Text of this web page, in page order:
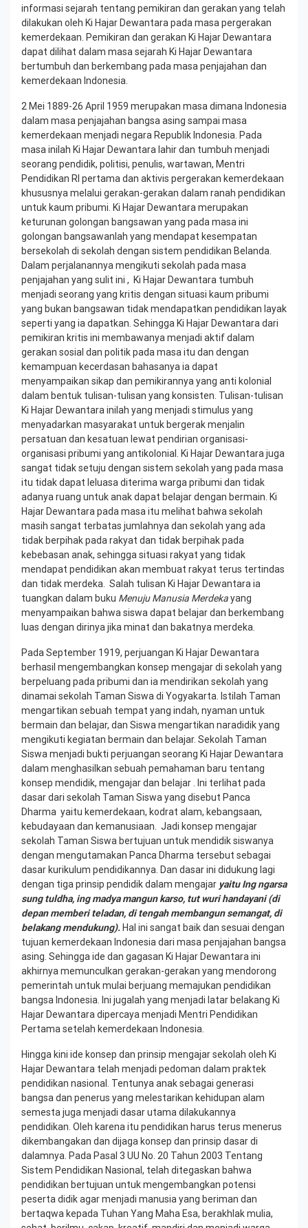
informasi sejarah tentang pemikiran dan gerakan yang telah
dilakukan oleh Ki Hajar Dewantara pada masa pergerakan
kemerdekaan. Pemikiran dan gerakan Ki Hajar Dewantara
dapat dilihat dalam masa sejarah Ki Hajar Dewantara
bertumbuh dan berkembang pada masa penjajahan dan
kemerdekaan Indonesia.
2 Mei 1889-26 April 1959 merupakan masa dimana Indonesia
dalam masa penjajahan bangsa asing sampai masa
kemerdekaan menjadi negara Republik Indonesia. Pada
masa inilah Ki Hajar Dewantara lahir dan tumbuh menjadi
seorang pendidik, politisi, penulis, wartawan, Mentri
Pendidikan RI pertama dan aktivis pergerakan kemerdekaan
khususnya melalui gerakan-gerakan dalam ranah pendidikan
untuk kaum pribumi. Ki Hajar Dewantara merupakan
keturunan golongan bangsawan yang pada masa ini
golongan bangsawanlah yang mendapat kesempatan
bersekolah di sekolah dengan sistem pendidikan Belanda.
Dalam perjalanannya mengikuti sekolah pada masa
penjajahan yang sulit ini , Ki Hajar Dewantara tumbuh
menjadi seorang yang kritis dengan situasi kaum pribumi
yang bukan bangsawan tidak mendapatkan pendidikan layak
seperti yang ia dapatkan. Sehingga Ki Hajar Dewantara dari
pemikiran kritis ini membawanya menjadi aktif dalam
gerakan sosial dan politik pada masa itu dan dengan
kemampuan kecerdasan bahasanya ia dapat
menyampaikan sikap dan pemikirannya yang anti kolonial
dalam bentuk tulisan-tulisan yang konsisten. Tulisan-tulisan
Ki Hajar Dewantara inilah yang menjadi stimulus yang
menyadarkan masyarakat untuk bergerak menjalin
persatuan dan kesatuan lewat pendirian organisasi-
organisasi pribumi yang antikolonial. Ki Hajar Dewantara juga
sangat tidak setuju dengan sistem sekolah yang pada masa
itu tidak dapat leluasa diterima warga pribumi dan tidak
adanya ruang untuk anak dapat belajar dengan bermain. Ki
Hajar Dewantara pada masa itu melihat bahwa sekolah
masih sangat terbatas jumlahnya dan sekolah yang ada
tidak berpihak pada rakyat dan tidak berpihak pada
kebebasan anak, sehingga situasi rakyat yang tidak
mendapat pendidikan akan membuat rakyat terus tertindas
dan tidak merdeka. Salah tulisan Ki Hajar Dewantara ia
tuangkan dalam buku Menuju Manusia Merdekayang
menyampaikan bahwa siswa dapat belajar dan berkembang
luas dengan dirinya jika minat dan bakatnya merdeka.
Pada September 1919, perjuangan Ki Hajar Dewantara
berhasil mengembangkan konsep mengajar di sekolah yang
berpeluang pada pribumi dan ia mendirikan sekolah yang
dinamai sekolah Taman Siswa di Yogyakarta. Istilah Taman
mengartikan sebuah tempat yang indah, nyaman untuk
bermain dan belajar, dan Siswa mengartikan naradidik yang
mengikuti kegiatan bermain dan belajar. Sekolah Taman
Siswa menjadi bukti perjuangan seorang Ki Hajar Dewantara
dalam menghasilkan sebuah pemahaman baru tentang
konsep mendidik, mengajar dan belajar . Ini terlihat pada
dasar dari sekolah Taman Siswa yang disebut Panca
Dharma yaitu kemerdekaan, kodrat alam, kebangsaan,
kebudayaan dan kemanusiaan. Jadi konsep mengajar
sekolah Taman Siswa bertujuan untuk mendidik siswanya
dengan mengutamakan Panca Dharma tersebut sebagai
dasar kurikulum pendidikannya. Dan dasar ini didukung lagi
dengan tiga prinsip pendidik dalam mengajar yaitu Ing ngarsa
sung tuldha, ing madya mangun karso, tut wuri handayani (di
depan memberi teladan, di tengah membangun semangat, di
belakang mendukung). Hal ini sangat baik dan sesuai dengan
tujuan kemerdekaan Indonesia dari masa penjajahan bangsa
asing. Sehingga ide dan gagasan Ki Hajar Dewantara ini
akhirnya memunculkan gerakan-gerakan yang mendorong
pemerintah untuk mulai berjuang memajukan pendidikan
bangsa Indonesia. Ini jugalah yang menjadi latar belakang Ki
Hajar Dewantara dipercaya menjadi Mentri Pendidikan
Pertama setelah kemerdekaan Indonesia.
Hingga kini ide konsep dan prinsip mengajar sekolah oleh Ki
Hajar Dewantara telah menjadi pedoman dalam praktek
pendidikan nasional. Tentunya anak sebagai generasi
bangsa dan penerus yang melestarikan kehidupan alam
semesta juga menjadi dasar utama dilakukannya
pendidikan. Oleh karena itu pendidikan harus terus menerus
dikembangakan dan dijaga konsep dan prinsip dasar di
dalamnya. Pada Pasal 3 UU No. 20 Tahun 2003 Tentang
Sistem Pendidikan Nasional, telah ditegaskan bahwa
pendidikan bertujuan untuk mengembangkan potensi
peserta didik agar menjadi manusia yang beriman dan
bertaqwa kepada Tuhan Yang Maha Esa, berakhlak mulia,